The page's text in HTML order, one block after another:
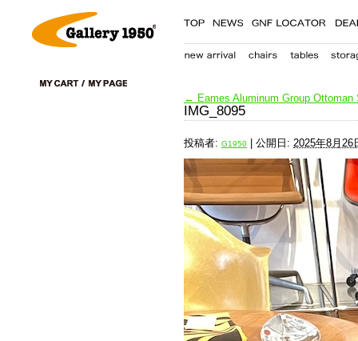
← Eames Aluminum Group
IMG_8095
投稿者: G1950 公開日: 2025年8月26